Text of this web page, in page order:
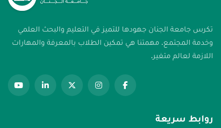
تكرس جامعة الجنان جهودها للتميز في التعليم والبحث العلمي
وخدمة المجتمع. مهمتنا هي تمكين الطلاب بالمعرفة والمهارات
اللازمة لعالم متغير.
روابط سريعة